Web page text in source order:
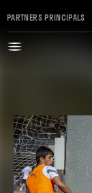
PARTNERS PRINCIPALS